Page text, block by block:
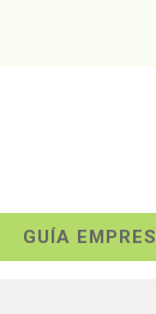
GUÍA